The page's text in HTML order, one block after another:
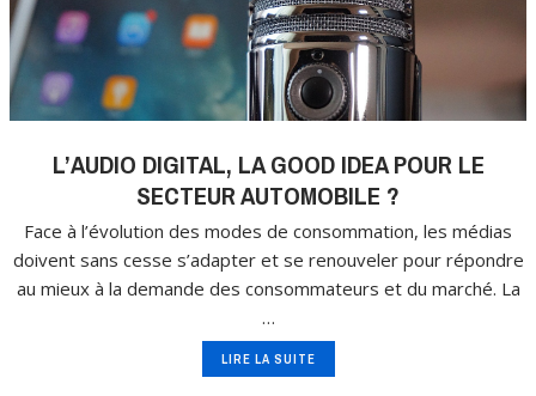
L’AUDIO DIGITAL, LA GOOD IDEA POUR LE
SECTEUR AUTOMOBILE ?
Face à l’évolution des modes de consommation, les médias
doivent sans cesse s’adapter et se renouveler pour répondre
au mieux à la demande des consommateurs et du marché. La
…
LIRE LA SUITE